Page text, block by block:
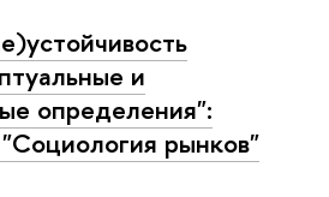
и
определения":
рынков"